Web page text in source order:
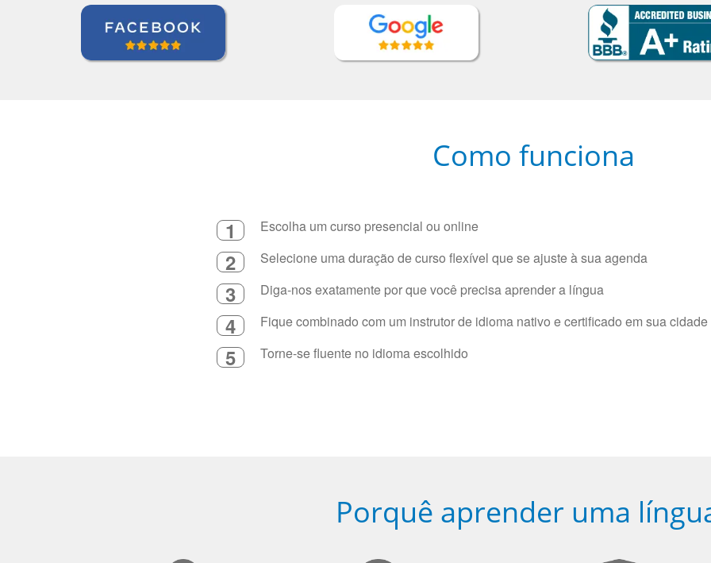
Como funciona
1 Escolha um curso presencial ou online
2 Selecione uma duração de curso flexível que se ajuste à sua agenda
3 Diga-nos exatamente por que você precisa aprender a língua
4 Fique combinado com um instrutor de idioma nativo e certificado em sua
5 Torne-se fluente no idioma escolhido
Porquê aprender uma